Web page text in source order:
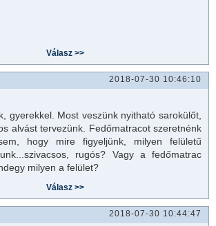
2018-07-30 10:46:10
gyerekkel. Most veszünk nyitható sarokülőt,
alvást tervezünk. Fedőmatracot szeretnénk
hogy mire figyeljünk, milyen felületű
rugós? Vagy a fedőmatrac
milyen a felület?
2018-07-30 10:44:47